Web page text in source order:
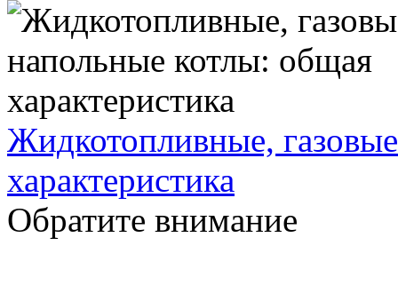
Жидкотопливные,
характеристика
Обратите внимание